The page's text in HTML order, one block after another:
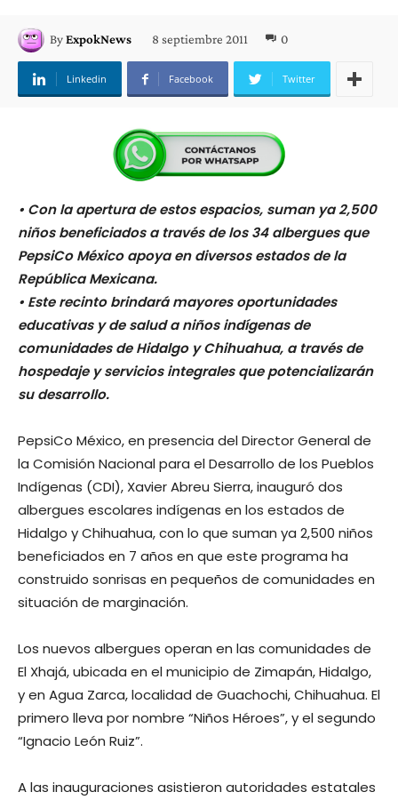
ByExpokNews 8 septiembre 2011 0
Linkedin Facebook Twitter
• Con la apertura de estos espacios, suman ya 2,500
niños beneficiados a través de los 34 albergues que
PepsiCo México apoya en diversos estados de la
República Mexicana.
• Este recinto brindará mayores oportunidades
educativas y de salud a niños indígenas de
comunidades de Hidalgo y Chihuahua, a través de
hospedaje y servicios integrales que potencializarán
su desarrollo.
PepsiCo México, en presencia del Director General de
la Comisión Nacional para el Desarrollo de los Pueblos
Indígenas (CDI), Xavier Abreu Sierra, inauguró dos
albergues escolares indígenas en los estados de
Hidalgo y Chihuahua, con lo que suman ya 2,500 niños
beneficiados en 7 años en que este programa ha
construido sonrisas en pequeños de comunidades en
situación de marginación.
Los nuevos albergues operan en las comunidades de
El Xhajá, ubicada en el municipio de Zimapán, Hidalgo,
y en Agua Zarca, localidad de Guachochi, Chihuahua. El
primero lleva por nombre “Niños Héroes”, y el segundo
“Ignacio León Ruiz”.
A las inauguraciones asistieron autoridades estatales